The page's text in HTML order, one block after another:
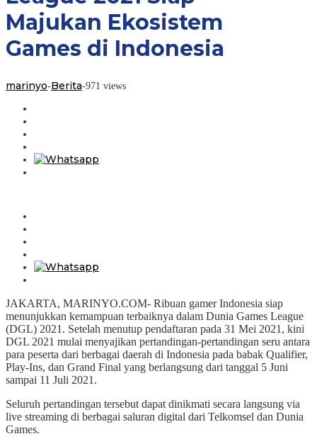
Majukan Ekosistem
Games di Indonesia
marinyo-Berita-971 views
JAKARTA, MARINYO.COM- Ribuan gamer Indonesia siap
menunjukkan kemampuan terbaiknya dalam Dunia Games League
(DGL) 2021. Setelah menutup pendaftaran pada 31 Mei 2021, kini
DGL 2021 mulai menyajikan pertandingan-pertandingan seru antara
para peserta dari berbagai daerah di Indonesia pada babak Qualifier,
Play-Ins, dan Grand Final yang berlangsung dari tanggal 5 Juni
sampai 11 Juli 2021.
Seluruh pertandingan tersebut dapat dinikmati secara langsung via
live streaming di berbagai saluran digital dari Telkomsel dan Dunia
Games.